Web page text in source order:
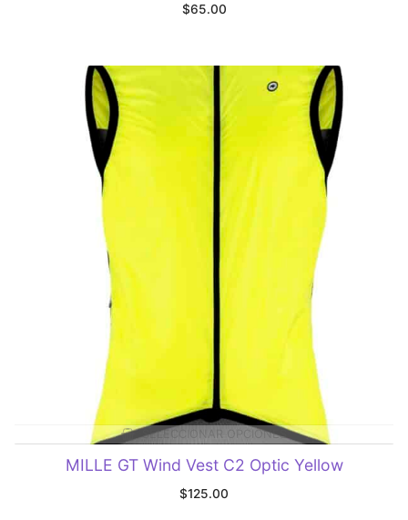
$65.00
SELECCIONAR OPCIONES
MILLE GT Wind Vest C2 Optic Yellow
$125.00